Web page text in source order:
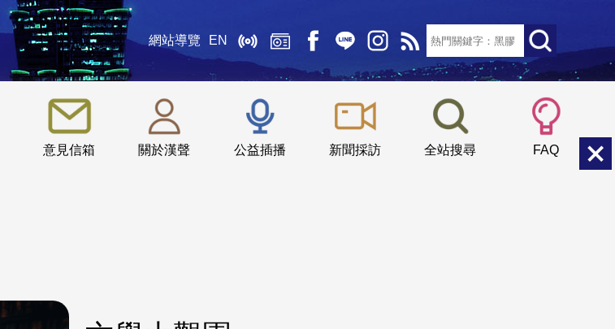
網站導覽 EN
意見信箱 關於漢聲 公益插播 新聞採訪 全站搜尋 FAQ
::: 小 中